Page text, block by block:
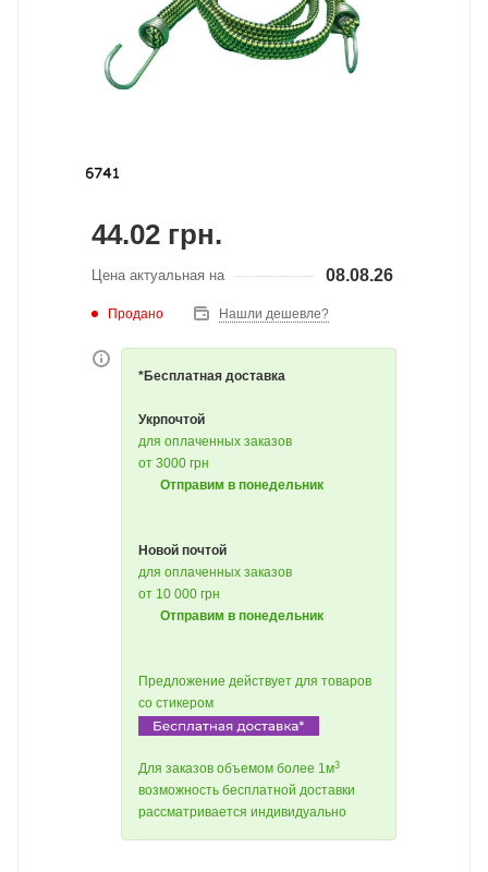
44.02 грн.
Цена актуальная на 08.08.26
Продано Нашли дешевле?
*Бесплатная доставка
Укрпочтой
для оплаченных заказов
от 3000 грн
Отправим в понедельник
Новой почтой
для оплаченных заказов
от 10 000 грн
Отправим в понедельник
Предложение действует для товаров
со стикером
Для заказов объемом более 1м3
возможность бесплатной доставки
рассматривается индивидуально